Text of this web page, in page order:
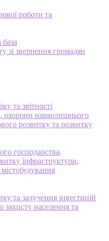
роботи та
зі звернення громадян
та звітності
охорони навколишнього
розвитку та розвитку
господарства,
інфраструктури,
та залучення інвестицій
захисту населення та